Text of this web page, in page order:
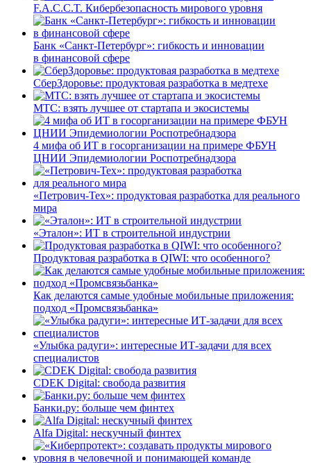
F.A.C.C.T. Кибербезопасность мирового уровня
Банк «Санкт-Петербург»: гибкость и инновации
в финансовой сфере
СберЗдоровье: продуктовая разработка в медтехе
МТС: взять лучшее от стартапа и экосистемы
4 мифа об ИТ в госорганизации на примере ФБУН
ЦНИИ Эпидемиологии Роспотребнадзора
«Петрович-Тех»: продуктовая разработка для реального
мира
«Эталон»: ИТ в строительной индустрии
Продуктовая разработка в QIWI: что особенного?
Как делаются самые удобные мобильные приложения:
подход «Промсвязьбанка»
«Улыбка радуги»: интересные ИТ-задачи для всех
специалистов
CDEK Digital: свобода развития
Банки.ру: больше чем финтех
Alfa Digital: нескучный финтех